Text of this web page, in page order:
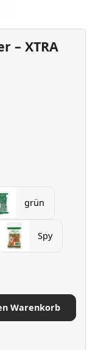
– XTRA
5 Sternen
grün
Spy
ein oder benutze die
Warenkorb